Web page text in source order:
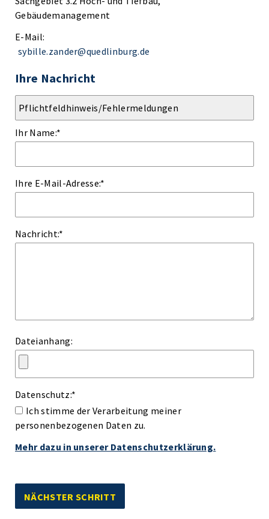
Gebäudemanagement
E-Mail:
sybille.zander@quedlinburg.de
Ihre Nachricht
Ihr Name:*
Ihre E-Mail-Adresse:*
Nachricht:*
Dateianhang:
Datenschutz:*
Ich stimme der Verarbeitung meiner
personenbezogenen Daten zu.
Mehr dazu in unserer Datenschutzerklärung.